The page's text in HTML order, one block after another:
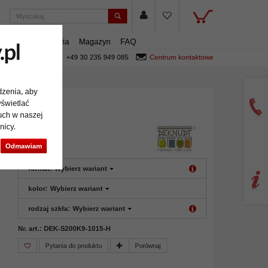
aby
w naszej
Odmawiam
Akcesoria Magazyn FAQ
za wysyłkę. +49 30 235 949 085 Centrum kontaktowe
format: Wybierz wariant
kolor: Wybierz wariant
rodzaj szkła: Wybierz wariant
Nr. art.: DEK-S200K9-1015-H
Pytania do produktu Porównaj